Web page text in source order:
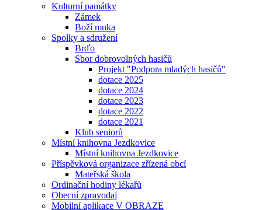
Kulturní památky
Zámek
Boží muka
Spolky a sdružení
Brďo
Sbor dobrovolných hasičů
Projekt "Podpora mladých hasičů"
dotace 2025
dotace 2024
dotace 2023
dotace 2022
dotace 2021
Klub seniorů
Místní knihovna Jezdkovice
Místní knihovna Jezdkovice
Příspěvková organizace zřízená obcí
Mateřská škola
Ordinační hodiny lékařů
Obecní zpravodaj
Mobilní aplikace V OBRAZE